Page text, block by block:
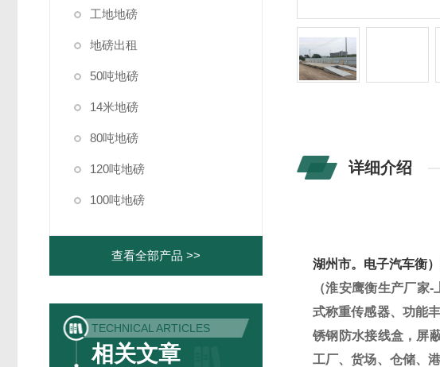
工地地磅
地磅出租
50吨地磅
14米地磅
80吨地磅
120吨地磅
100吨地磅
查看全部产品 >>
TECHNICAL ARTICLES
相关文章
详细介绍
湖州市。电子汽车衡
（淮安鹰衡生产厂家-
式称重传感器、功能
锈钢防水接线盒，屏
工厂、货场、仓储、